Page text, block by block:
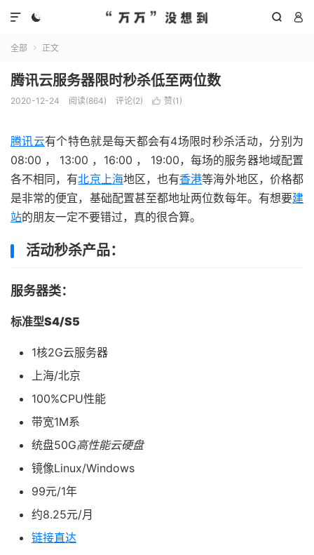
  

全部  正文
腾讯云服务器限时秒杀低至两位数
2020-12-24 阅读(864) 评论(2)  赞(1 )
腾讯云有个特色就是每天都会有4场限时秒杀活动，分别为
08:00 ， 13:00 ，16:00 ， 19:00，每场的服务器地域配置
各不相同，有北京上海地区，也有香港等海外地区，价格都
是非常的便宜，基础配置甚至都地址两位数每年。有想要建
站的朋友一定不要错过，真的很合算。
活动秒杀产品：
服务器类：
标准型S4/S5
1核2G云服务器
上海/北京
100%CPU性能
带宽1M系
统盘50G高性能云硬盘
镜像Linux/Windows
99元/1年
约8.25元/月
链接直达